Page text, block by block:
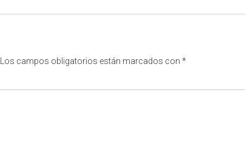
Los campos obligatorios están marcados con *